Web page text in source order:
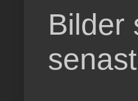
Bilder